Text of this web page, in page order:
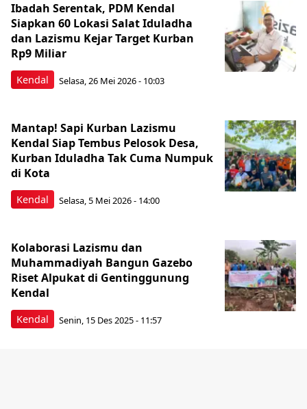
Kendal
Ibadah Serentak, PDM Kendal
Siapkan 60 Lokasi Salat Iduladha
dan Lazismu Kejar Target Kurban
Rp9 Miliar
Selasa, 26 Mei 2026 - 10:03
Kendal
Mantap! Sapi Kurban Lazismu
Kendal Siap Tembus Pelosok Desa,
Kurban Iduladha Tak Cuma Numpuk
di Kota
Selasa, 5 Mei 2026 - 14:00
Kendal
Kolaborasi Lazismu dan
Muhammadiyah Bangun Gazebo
Riset Alpukat di Gentinggunung
Kendal
Senin, 15 Des 2025 - 11:57